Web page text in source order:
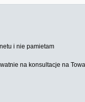
i nie pamietam
na konsultacje na